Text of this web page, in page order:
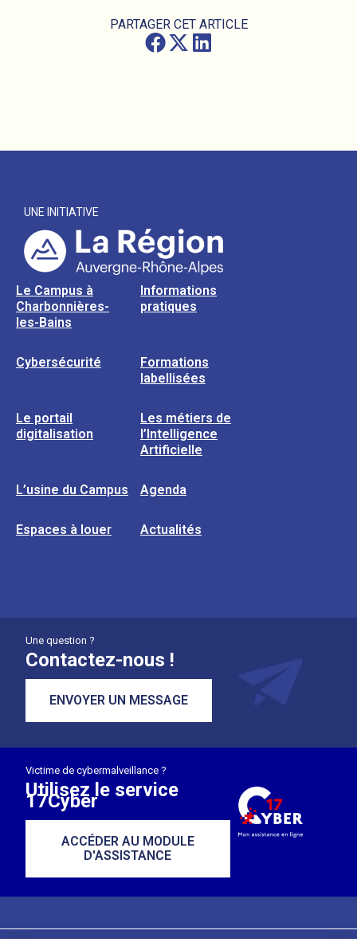
PARTAGER CET ARTICLE
UNE INITIATIVE
Le Campus à
Charbonnières-
les-Bains
Informations
pratiques
Cybersécurité
Formations
labellisées
Le portail
digitalisation
Les métiers de
l’Intelligence
Artificielle
L’usine du Campus Agenda
Espaces à louer Actualités
Une question ?
Contactez-nous !
ENVOYER UN MESSAGE
Victime de cybermalveillance ?
Utilisez le service
17Cyber
ACCÉDER AU MODULE
D'ASSISTANCE